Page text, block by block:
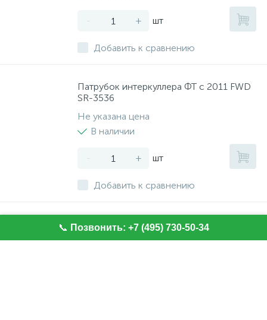
- + шт
Добавить к сравнению
Патрубок интеркуллера ФТ с 2011 FWD
SR-3536
Не указана цена
В наличии
- + шт
Добавить к сравнению
Рейка рулевая.R20681NW
Не указана цена
📞 Позвонить: +7 (495) 730-50-34